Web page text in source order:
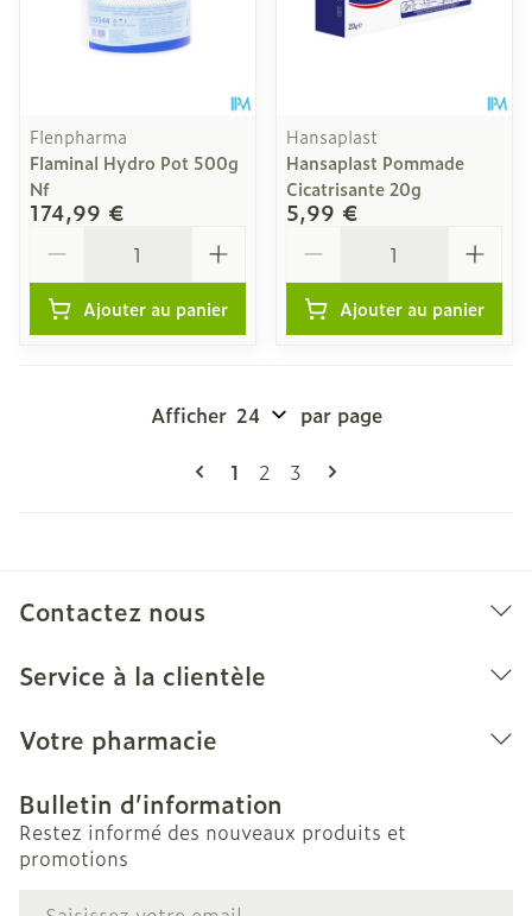
Flenpharma
Flaminal Hydro Pot 500g
Nf
174,99 €
Ajouter au panier
Hansaplast
Hansaplast Pommade
Cicatrisante 20g
5,99 €
Ajouter au panier
Pages
Vous lisez actuellement la page
1 Page
2 Page
3
Afficher par page
Contactez nous
Service à la clientèle
Votre pharmacie
Bulletin d’information
Restez informé des nouveaux produits et
promotions
Adresse mail